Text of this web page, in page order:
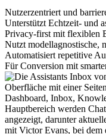
Nutzerzentriert und
Unterstützt Echtzeit- und
Privacy-first mit flexiblen
Nutzt modellagnostische,
Automatisiert repetitive
Für Conversion mit